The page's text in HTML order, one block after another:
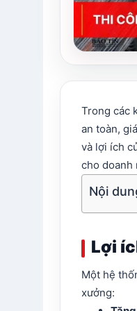
Trong các
an toàn,
và lợi ích
cho doanh
Nội
Lợi
Một hệ
xưởng: